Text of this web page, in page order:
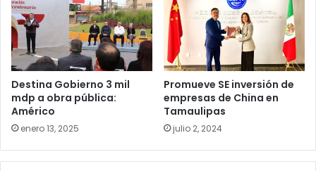
Destina Gobierno 3 mil
mdp a obra pública:
Américo
enero 13, 2025
Promueve SE inversión de
empresas de China en
Tamaulipas
julio 2, 2024